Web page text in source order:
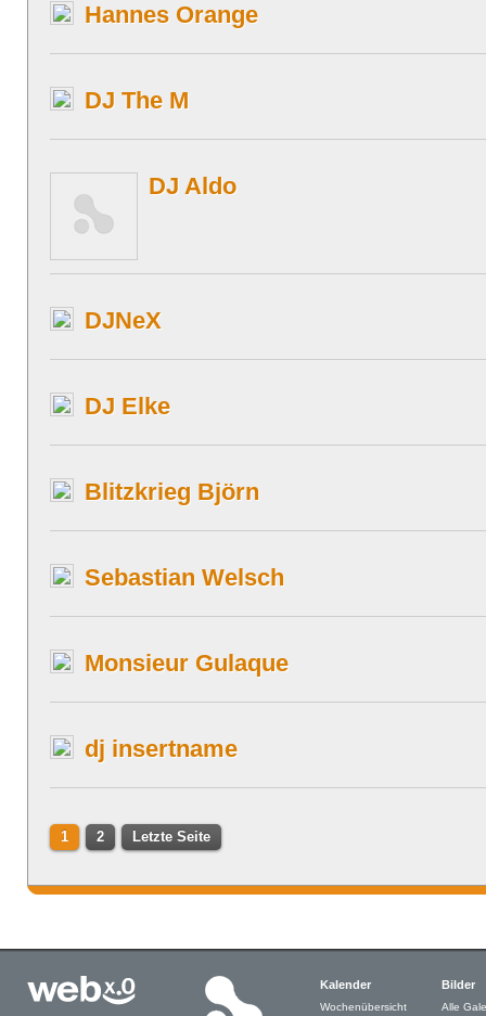
Hannes Orange
DJ The M
DJ Aldo
DJNeX
DJ Elke
Blitzkrieg Björn
Sebastian Welsch
Monsieur Gulaque
dj insertname
1 2 Letzte Seite
Kalender
Wochenübersicht
Bilder
Alle